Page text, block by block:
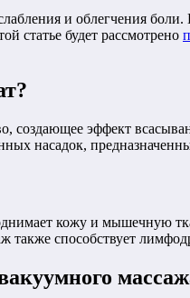
и облегчения
статье будет рассмотрено
создающее эффект
насадок,
кожу и мышечную
способствует